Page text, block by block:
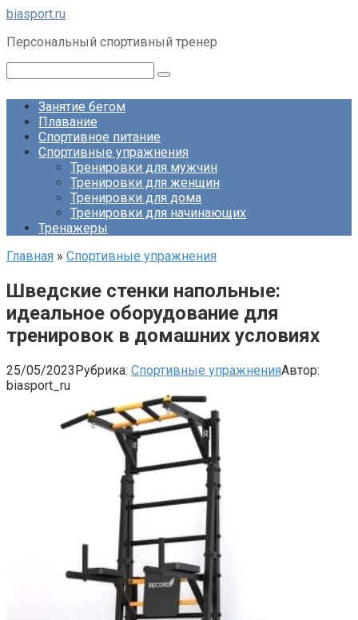
Перейти
контенту
biasport.ru
Персональный спортивный тренер
Занятие бегом
Плавание
Спортивное питание
Спортивные упражнения
Тренировки для мужчин
Тренировки для женщин
Тренировки для дома
Тренировки для начинающих
Тренажеры
Главная » Спортивные упражнения
Шведские стенки напольные:
идеальное оборудование для
тренировок в домашних условиях
25/05/2023Рубрика: Спортивные упражненияАвтор:
biasport_ru